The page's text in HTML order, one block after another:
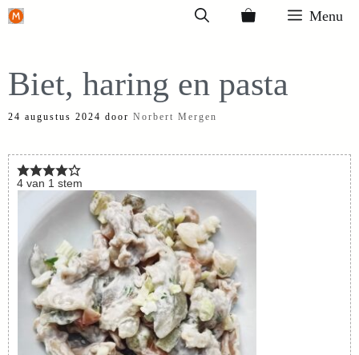
Ga
inhoud
Menu
Biet, haring en pasta
24 augustus 2024 door Norbert Mergen
4 van 1 stem